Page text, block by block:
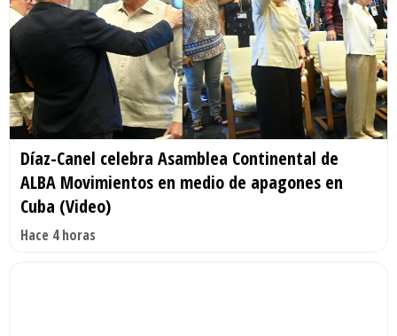
Díaz-Canel celebra Asamblea Continental de
ALBA Movimientos en medio de apagones en
Cuba (Video)
Hace 4 horas